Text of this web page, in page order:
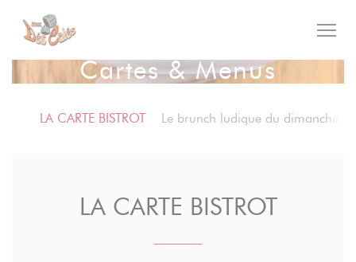
Personnalisation de vos choix en matière de cookies
Cartes & Menus
LA CARTE BISTROT Le brunch ludique du dimanche
LA CARTE BISTROT